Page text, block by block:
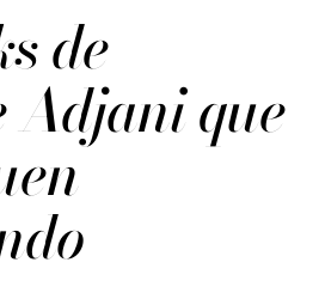
de
Adjani que